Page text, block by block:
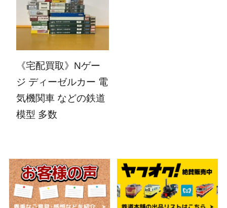
《宅配買取》Nゲー
ジ ディーゼルカー 電
気機関車 などの鉄道
模型 多数